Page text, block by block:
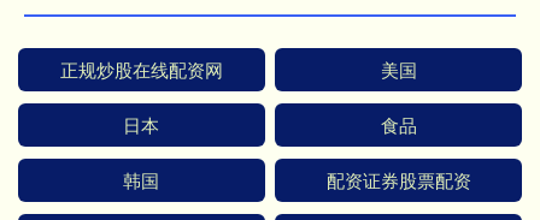
正规炒股在线配资网 美国
日本 食品
韩国 配资证券股票配资